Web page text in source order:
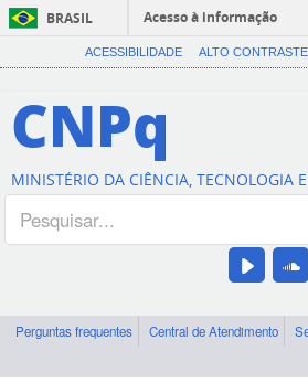
BRASIL
Acesso à informação
ACESSIBILIDADE ALTO CONTRASTE
CNPq
MINISTÉRIO DA CIÊNCIA, TECNOLOGIA
Perguntas frequentes Central de Atendimento